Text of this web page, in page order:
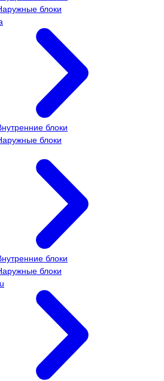
блоки
блоки
блоки
блоки
блоки